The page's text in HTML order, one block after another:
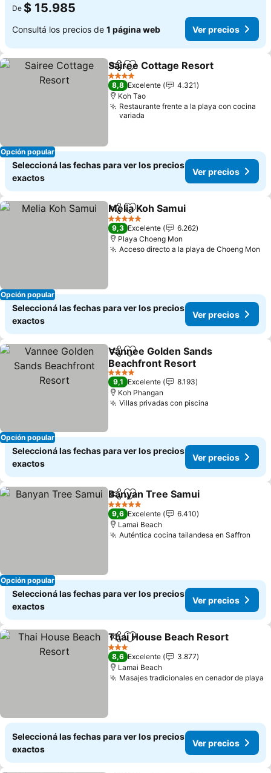
De $ 15.985
Consultá los precios de 1 página web Ver precios
Opción popular
CompartirAñadir a favoritos
Sairee Cottage Resort
4 Estrellas
8,8 Excelente
4.321
Koh Tao
Restaurante frente a la playa con cocina
variada
Seleccioná las fechas para ver los precios
exactos
Ver precios
Opción popular
CompartirAñadir a favoritos
Melia Koh Samui
5 Estrellas
9,3 Excelente
6.262
Playa Choeng Mon
Acceso directo a la playa de Choeng Mon
Seleccioná las fechas para ver los precios
exactos
Ver precios
Opción popular
CompartirAñadir a favoritos
Vannee Golden Sands
Beachfront Resort
Ver precios
4 Estrellas
9,1 Excelente
8.193
Koh Phangan
Villas privadas con piscina
Seleccioná las fechas para ver los precios
exactos
Ver precios
Opción popular
CompartirAñadir a favoritos
Banyan Tree Samui
5 Estrellas
9,6 Excelente
6.410
Lamai Beach
Auténtica cocina tailandesa en Saffron
Seleccioná las fechas para ver los precios
exactos
Ver precios
Compartir
Añadir a favoritos
Thai House Beach Resort
3 Estrellas
8,6 Excelente
3.877
Lamai Beach
Masajes tradicionales en cenador de playa
Seleccioná las fechas para ver los precios
exactos
Ver precios